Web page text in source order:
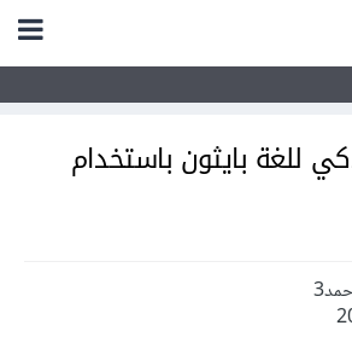
للغة بايثون باستخدام